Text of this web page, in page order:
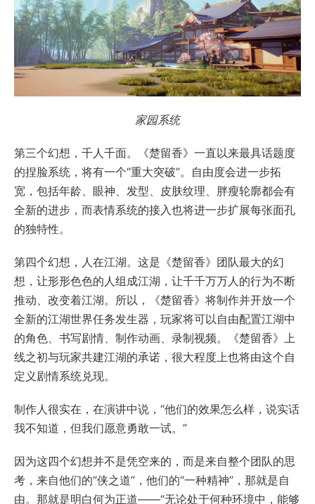
家园系统
第三个幻想，千人千面。《楚留香》一直以来最具话题度
的捏脸系统，将有一个“重大突破”。自由度会进一步拓
宽，包括年龄、眼神、发型、皮肤纹理、胖瘦轮廓都会有
全新的进步，而表情系统的接入也将进一步扩展每张面孔
的独特性。
第四个幻想，人在江湖。这是《楚留香》团队最大的幻
想，让形形色色的人组成江湖，让千千万万人的行为不断
推动、改变着江湖。所以，《楚留香》将制作并开放一个
全新的江湖世界任务发生器，玩家将可以自由配置江湖中
的角色、书写剧情、制作动画、录制视频。《楚留香》上
线之初与玩家共建江湖的承诺，很大程度上也将由这个自
定义剧情系统兑现。
制作人很实在，在演讲中说，“他们的效果怎么样，说实话
我不知道，但我们愿意勇敢一试。”
因为这四个幻想并不是凭空来的，而是来自整个团队的思
考，来自他们的“侠之道”，他们的“一种精神”，那就是自
由。那就是明白何为正道——“无论处于何种环境中，能够